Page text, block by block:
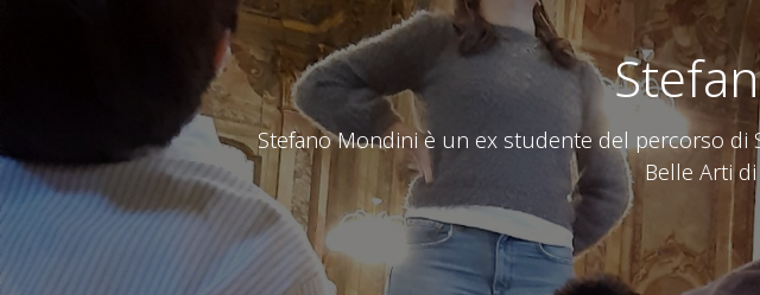
Stefano Mondini è un ex studente del percorso di
Belle Arti